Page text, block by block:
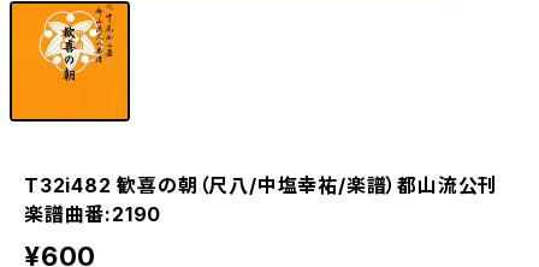
T32i482 歓喜の朝（尺八/中塩幸祐/楽譜）都山流公刊
楽譜曲番:2190
¥600